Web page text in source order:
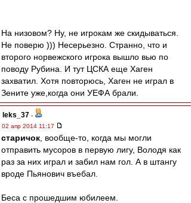
На низовом? Ну, не игрокам же скидываться.
Не поверю ))) Несерьезно. Странно, что и
второго норвежского игрока вышло вью по
поводу Рубина. И тут ЦСКА еще Хаген
захватил. Хотя повторюсь, Хаген не играл в
Зените уже,когда они УЕФА брали.
leks_37 -
02 апр 2014 11:17
старичок , вообще-то, когда мы могли
отправить мусоров в первую лигу, Володя как
раз за них играл и забил нам гол. А в штангу
вроде Пьянович въебал.
Беса с прошедшим юбилеем.